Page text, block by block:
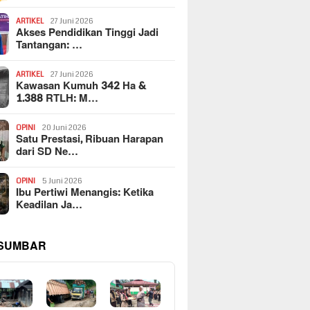
ARTIKEL 27 Juni 2026
Akses Pendidikan Tinggi Jadi
Tantangan: …
ARTIKEL 27 Juni 2026
Kawasan Kumuh 342 Ha &
1.388 RTLH: M…
OPINI 20 Juni 2026
Satu Prestasi, Ribuan Harapan
dari SD Ne…
OPINI 5 Juni 2026
Ibu Pertiwi Menangis: Ketika
Keadilan Ja…